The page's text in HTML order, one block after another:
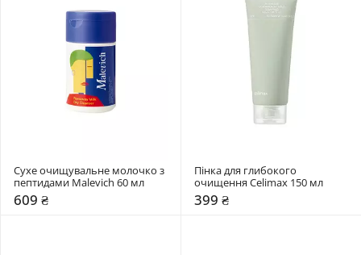
Сухе очищувальне молочко з
пептидами Malevich 60 мл
609 ₴
Пінка для глибокого
очищення Celimax 150 мл
399 ₴